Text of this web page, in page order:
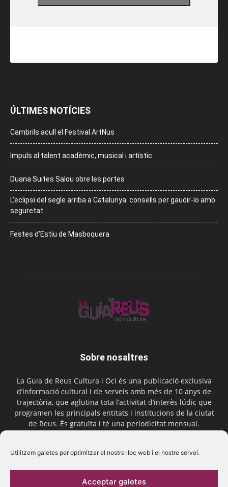
Utilitzem galetes per optimitzar el nostre lloc web i el nostre servei.
Acceptar galetes
ÚLTIMES NOTÍCIES
Cambrils acull el Festival ArtNus
Impuls al talent acadèmic, musical i artístic
Duana Suites Salou obre les portes
L’eclipsi del segle arriba a Catalunya: consells per gaudir-lo amb
seguretat
Festes d’Estiu de Masboquera
Sobre nosaltres
La Guia de Reus Cultura i Oci és una publicació exclusiva
d’informació cultural i de serveis amb més de 10 anys de
trajectòria, que aglutina tota l’activitat d’interès lúdic que
programen les principals entitats i institucions de la ciutat
de Reus. És gratuïta i té una periodicitat mensual.
Segueix-nos